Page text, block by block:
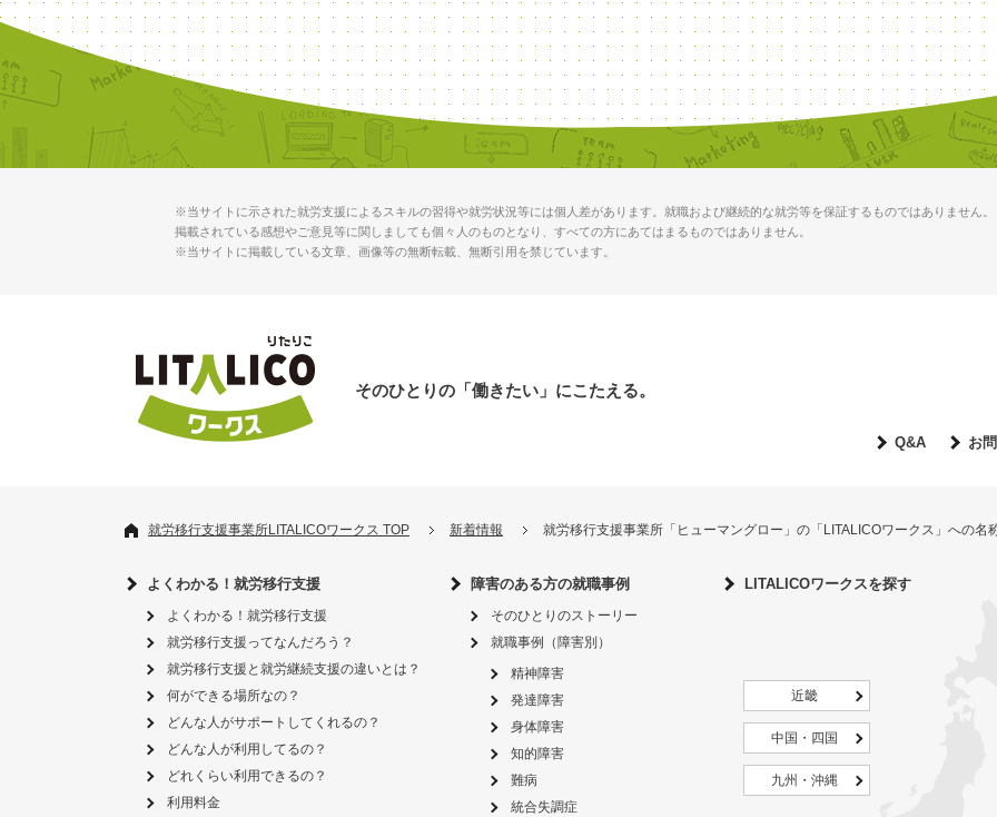
※当サイトに示された就労支援によるスキルの習得や就労状況等には個人差があります。就職および継続的な就労等を保証するものではありません。
掲載されている感想やご意見等に関しましても個々人のものとなり、すべての方にあてはまるものではありません。
※当サイトに掲載している文章、画像等の無断転載、無断引用を禁じています。
そのひとりの「働きたい」にこたえる。
Q&A お
就労移行支援事業所LITALICOワークス TOP 新着情報 就労移行支援事業所「ヒューマングロー」の「LITALICOワークス」への名
よくわかる！就労移行支援
よくわかる！就労移行支援
就労移行支援ってなんだろう？
就労移行支援と就労継続支援の違いとは？
何ができる場所なの？
どんな人がサポートしてくれるの？
どんな人が利用してるの？
どれくらい利用できるの？
利用料金
障害のある方の就職事例
そのひとりのストーリー
就職事例（障害別）
精神障害
発達障害
身体障害
知的障害
難病
統合失調症
LITALICOワークスを探す
近畿
中国・四国
九州・沖縄